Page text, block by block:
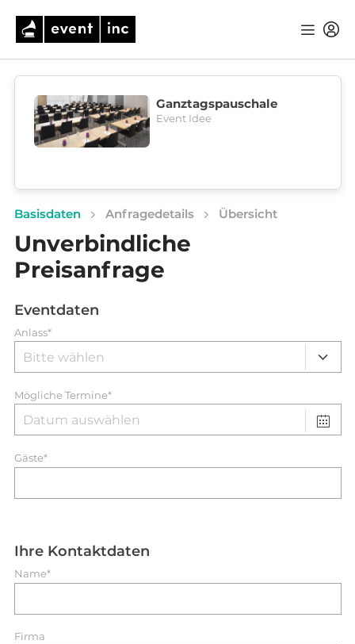
Ganztagspauschale
Event Idee
Basisdaten Anfragedetails Übersicht
Unverbindliche
Preisanfrage
Eventdaten
Anlass*
Mögliche Termine*
Gäste*
Ihre Kontaktdaten
Name*
Firma